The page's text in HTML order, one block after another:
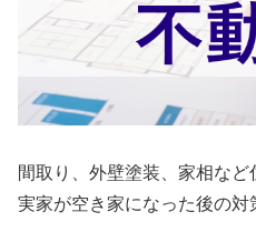
間取り、外壁塗装、家相など
実家が空き家になった後の対